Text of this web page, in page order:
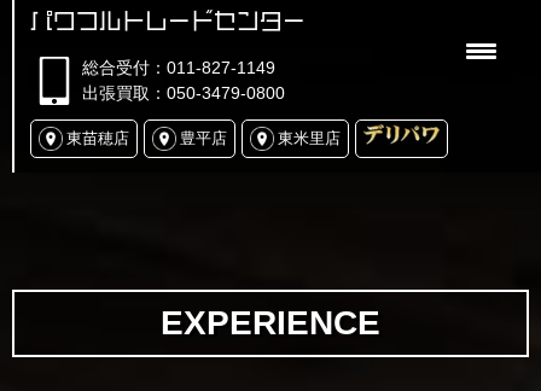
パワフルトレードセンター
総合受付：011-827-1149
出張買取：050-3479-0800
東苗穂店 豊平店 東米里店
EXPERIENCE